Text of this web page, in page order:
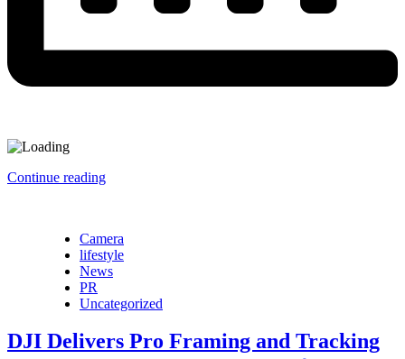
Continue reading
Camera
lifestyle
News
PR
Uncategorized
DJI Delivers Pro Framing and Tracking